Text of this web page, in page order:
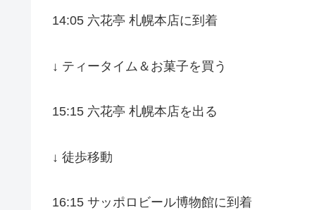
14:05 六花亭 札幌本店に到着
↓ ティータイム＆お菓子を買う
15:15 六花亭 札幌本店を出る
↓ 徒歩移動
16:15 サッポロビール博物館に到着